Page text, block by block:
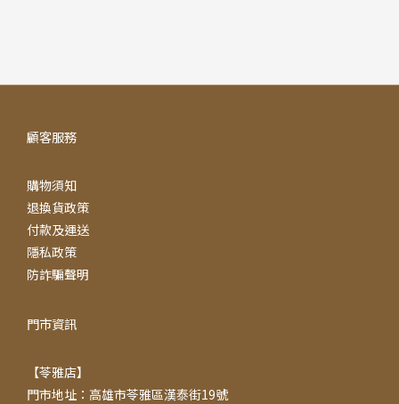
顧客服務
購物須知
退換貨政策
付款及運送
隱私政策
防詐騙聲明
門市資訊
【苓雅店】
門市地址：高雄市苓雅區漢泰街19號